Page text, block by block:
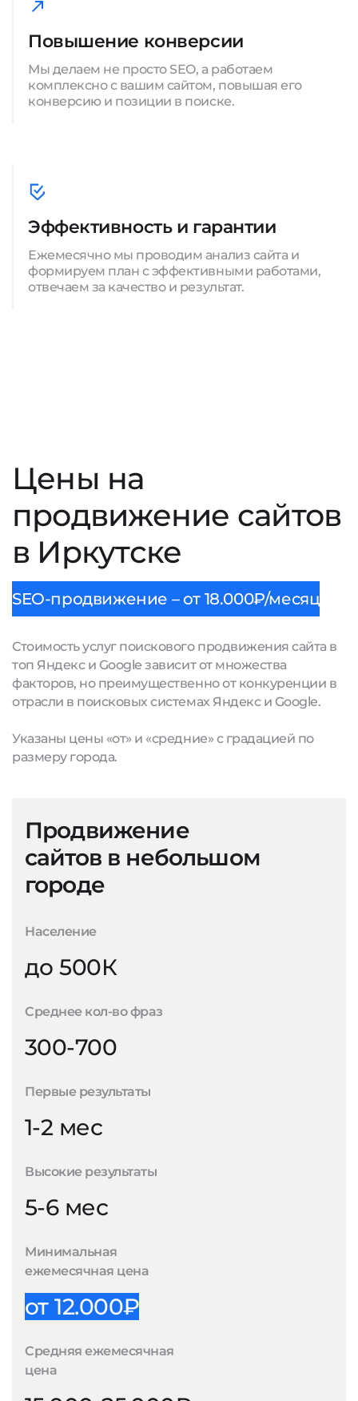
Повышение конверсии
Мы делаем не просто SEO, а работаем
комплексно с вашим сайтом, повышая его
конверсию и позиции в поиске.
Эффективность и гарантии
Ежемесячно мы проводим анализ сайта и
формируем план с эффективными работами,
отвечаем за качество и результат.
Цены на
продвижение сайтов
в Иркутске
SEO-продвижение – от 18.000₽/месяц
Стоимость услуг поискового продвижения сайта в
топ Яндекс и Google зависит от множества
факторов, но преимущественно от конкуренции в
отрасли в поисковых системах Яндекс и Google.
Указаны цены «от» и «средние» с градацией по
размеру города.
Продвижение
сайтов в небольшом
городе
Население
до 500К
Среднее кол-во фраз
300-700
Первые результаты
1-2 мес
Высокие результаты
5-6 мес
Минимальная
ежемесячная цена
от 12.000₽
Средняя ежемесячная
цена